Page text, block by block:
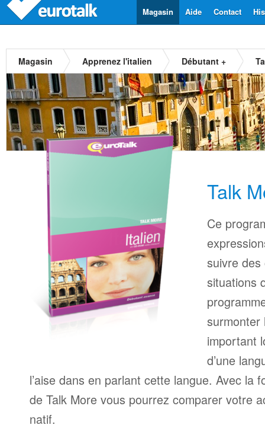
Contact
Aide
Magasin
Magasin Apprenez l'italien Débutant +
Talk
Ce
suivre
situations
surmonter
important
d’une
l’aise dans en parlant cette langue. Avec la
de Talk More vous pourrez comparer votre
natif.